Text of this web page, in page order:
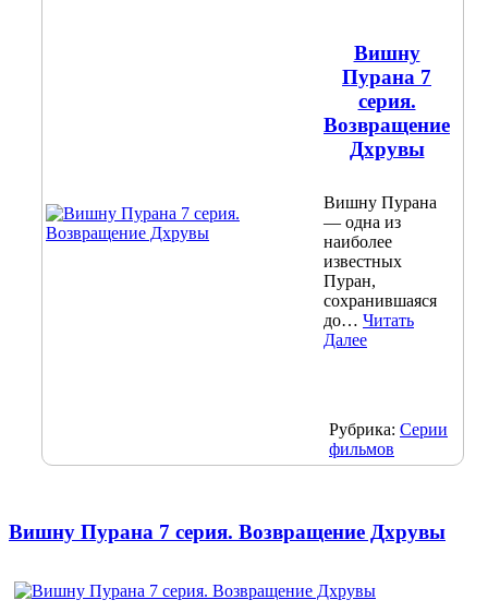
Вишну
Пурана 7
серия.
Возвращение
Дхрувы
Вишну Пурана
— одна из
наиболее
известных
Пуран,
сохранившаяся
до… Читать
Далее
Рубрика: Серии
фильмов
Вишну Пурана 7 серия. Возвращение Дхрувы